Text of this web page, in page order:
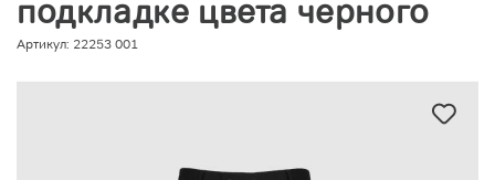
подкладке цвета черного
Артикул: 22253 001